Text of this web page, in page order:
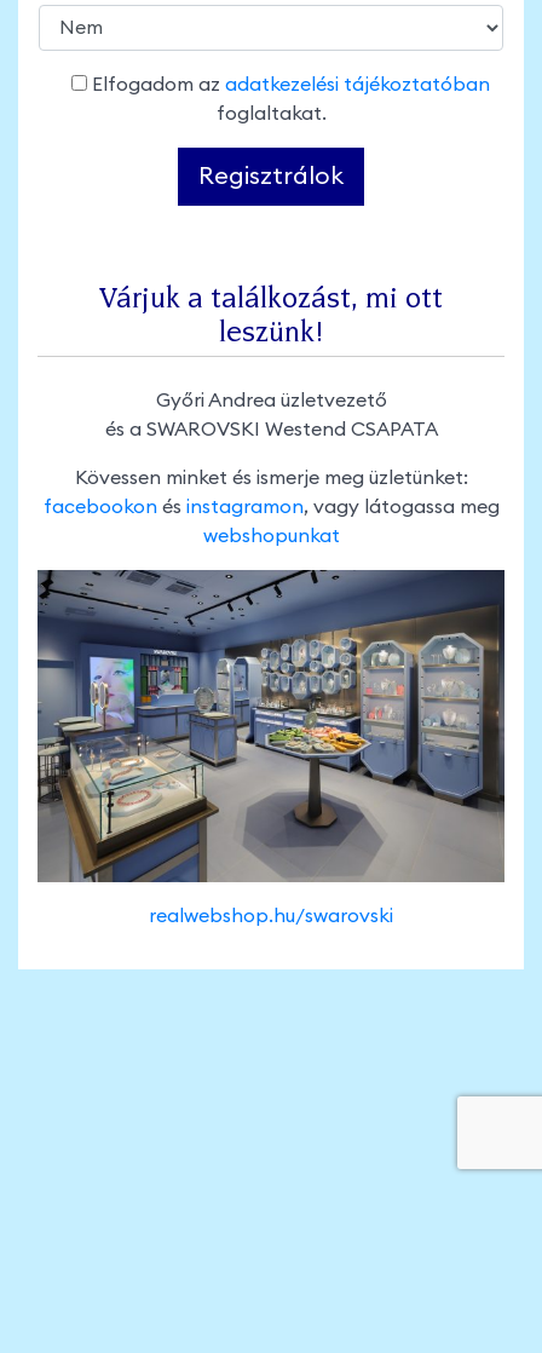
Elfogadom az adatkezelési tájékoztatóban
foglaltakat.
Várjuk a találkozást, mi ott
leszünk!
Győri Andrea üzletvezető
és a SWAROVSKI Westend CSAPATA
Kövessen minket és ismerje meg üzletünket:
facebookonés instagramon, vagy látogassa meg
webshopunkat
realwebshop.hu/swarovski